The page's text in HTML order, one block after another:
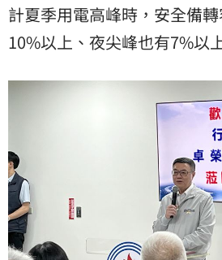
計夏季用電高峰時，安全備
10%以上、夜尖峰也有7%以